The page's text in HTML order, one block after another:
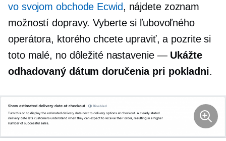
vo svojom obchode Ecwid, nájdete zoznam
možností dopravy. Vyberte si ľubovoľného
operátora, ktorého chcete upraviť, a pozrite si
toto malé, no dôležité nastavenie — Ukážte
odhadovaný dátum doručenia pri pokladni.